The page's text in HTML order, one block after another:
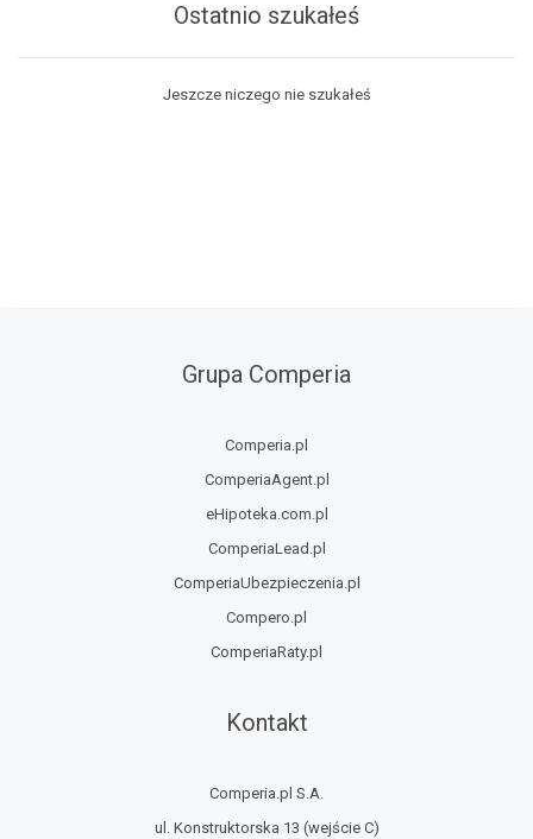
Ostatnio szukałeś
Jeszcze niczego nie szukałeś
Grupa Comperia
Comperia.pl
ComperiaAgent.pl
eHipoteka.com.pl
ComperiaLead.pl
ComperiaUbezpieczenia.pl
Compero.pl
ComperiaRaty.pl
Kontakt
Comperia.pl S.A.
ul. Konstruktorska 13 (wejście C)